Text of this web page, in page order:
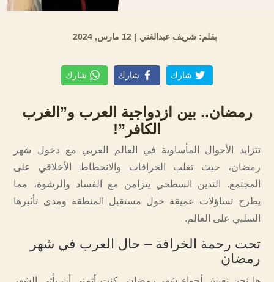
بقلم: شريف عبدالغني | 12 مارس, 2024
شارك شارك شارك
رمضان.. بين ازدواجية العرب و”الغرب
الكافر”!
تتزايد الأحوال المأساوية في العالم العربي مع دخول شهر
رمضان، حيث تغلب الخرافات والانحطاط الأخلاقي على
المجتمع. التدين السطحي يتزامن مع الفساد والرشوة، مما
يطرح تساؤلات عميقة حول مستقبل المنطقة ومدى تأثيرها
السلبي على العالم.
تحت رحمة الخرافة – حال العرب في شهر
رمضان